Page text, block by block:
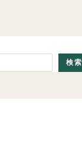
検索